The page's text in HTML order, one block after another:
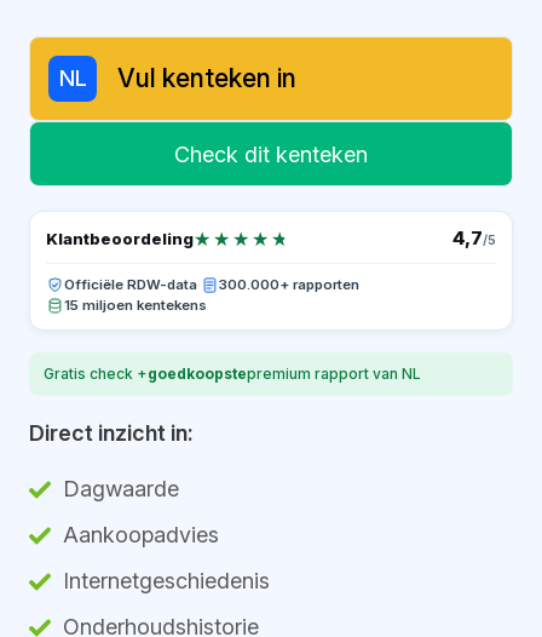
NL
Check dit kenteken
Klantbeoordeling★★★★★
★★★★★ 4,7/5
Officiële RDW-data·
300.000+ rapporten
15 miljoen kentekens
Gratis check +goedkoopstepremium rapport van NL
Direct inzicht in:
Dagwaarde
Aankoopadvies
Internetgeschiedenis
Onderhoudshistorie